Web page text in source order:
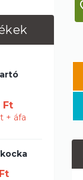
Ft
+ áfa